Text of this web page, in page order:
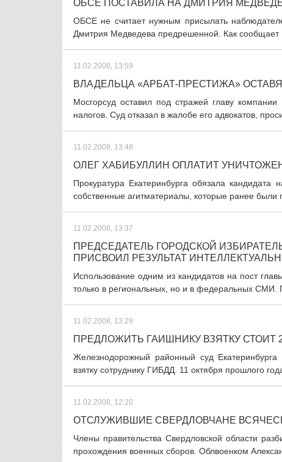
ОБСЕ ПОСТАВИЛА НА ДМИТРИЯ
ОБСЕ не считает нужным присылать
Дмитрия Медведева предрешенной. Как сообщает
11.02.2008, 13:59
ВЛАДЕЛЬЦА «АРБАТ-ПРЕСТИЖА»
Мосгорсуд оставил под стражей главу
налогов. Суд отказал в жалобе его адвокатов,
11.02.2008, 13:48
ОЛЕГ ХАБИБУЛЛИН ОПЛАТИТ
Прокуратура Екатеринбурга обязала
собственные агитматериалы, которые ранее были
11.02.2008, 13:37
ПРЕДСЕДАТЕЛЬ ГОРОДСКОЙ
ПРИСВОИЛ РЕЗУЛЬТАТ
Использование одним из кандидатов на пост
только в региональных, но и в федеральных СМИ.
11.02.2008, 13:29
ПРЕДЛОЖИТЬ ГАИШНИКУ ВЗЯТКУ СТОИТ
Железнодорожный районный суд
взятку сотруднику ГИБДД. 11 октября прошлого
11.02.2008, 12:20
ОТСЛУЖИВШИЕ СВЕРДЛОВЧАНЕ
Члены правительства Свердловской области
прохождения военных сборов. Облвоенком